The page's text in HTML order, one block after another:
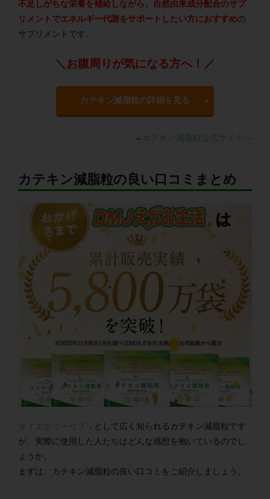
不足しがちな栄養を補給しながら、自然由来成分配合のサプ
リメントでエネルギー代謝をサポートしたい方におすすめの
サプリメントです。
＼お腹周りが気になる方へ！／
カテキン減脂粒の詳細を見る
→ カテキン減脂粒公式サイトへ
カテキン減脂粒の良い口コミまとめ
ダイエタリーサプリ として広く知られるカテキン減脂粒です
が、実際に使用した人たちはどんな感想を抱いているのでし
ょうか。
まずは、カテキン減脂粒の良い口コミをご紹介しましょう。